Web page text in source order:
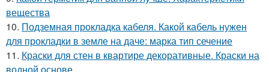
вещества
10. Подземная прокладка кабеля. Какой кабель нужен
для прокладки в земле на даче: марка тип сечение
11. Краски для стен в квартире декоративные. Краски на
водной основе